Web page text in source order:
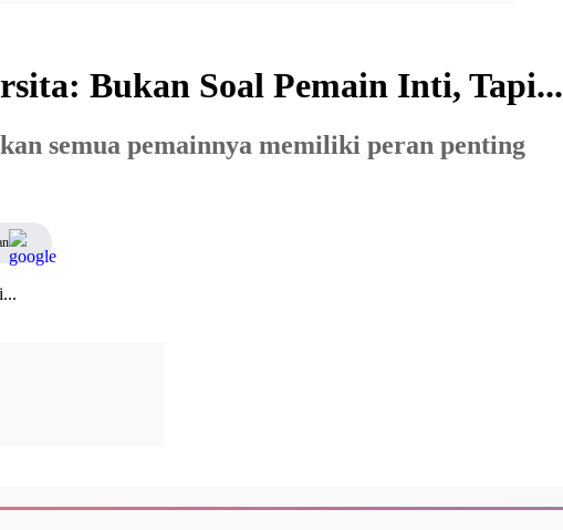
Bukan Soal Pemain Inti, Tapi...
semua pemainnya memiliki peran penting